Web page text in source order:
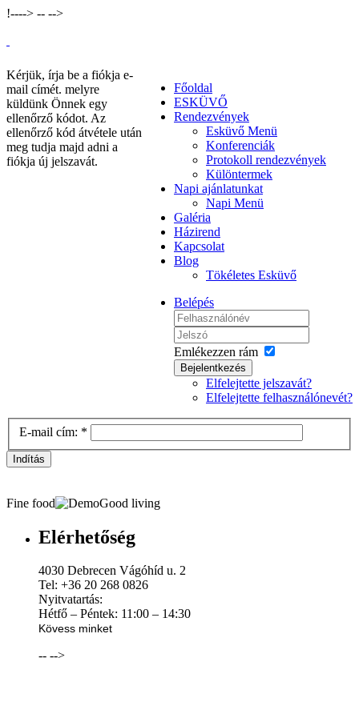
!----> -- -->
Főoldal
ESKÜVŐ
Rendezvények
Esküvő Menü
Konferenciák
Protokoll rendezvények
Különtermek
Napi ajánlatunkat
Napi Menü
Galéria
Házirend
Kapcsolat
Blog
Tökéletes Esküvő
Belépés
Emlékezzen rám
Bejelentkezés
Elfelejtette jelszavát?
Elfelejtette felhasználónevét?
Kérjük, írja be a fiókja e-
mail címét. melyre
küldünk Önnek egy
ellenőrző kódot. Az
ellenőrző kód átvétele után
meg tudja majd adni a
fiókja új jelszavát.
E-mail cím: *
Indítás
Fine food Good living
Elérhetőség
4030 Debrecen Vágóhíd u. 2
Tel: +36 20 268 0826
Nyitvatartás:
Hétfő – Péntek: 11:00 – 14:30
Kövess minket
-- -->